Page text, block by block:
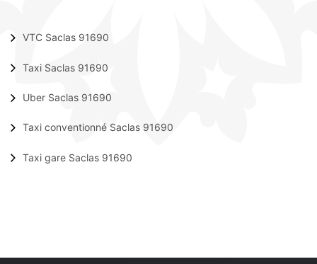
VTC Saclas 91690
Taxi Saclas 91690
Uber Saclas 91690
Taxi conventionné Saclas 91690
Taxi gare Saclas 91690